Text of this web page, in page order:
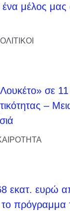
ένα μέλος
σε 11
–
εκατ. ευρώ
πρόγραμμα